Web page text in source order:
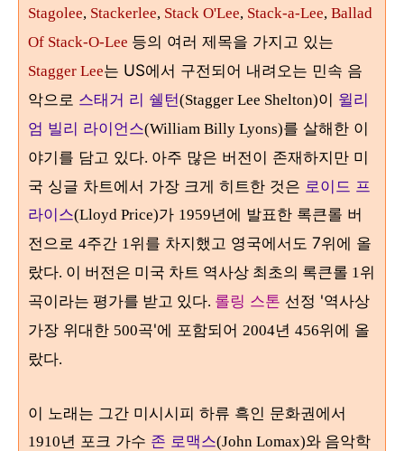
Stagolee, Stackerlee, Stack O'Lee, Stack-a-Lee, Ballad
Of Stack-O-Lee 등의 여러 제목을 가지고 있는
Stagger Lee는 US에서 구전되어 내려오는 민속 음
악으로 스태거 리 쉘턴(Stagger Lee Shelton)이 윌리
엄 빌리 라이언스(William Billy Lyons)를 살해한 이
야기를 담고 있다. 아주 많은 버전이 존재하지만 미
국 싱글 차트에서 가장 크게 히트한 것은 로이드 프
라이스(Lloyd Price)가 1959년에 발표한 록큰롤 버
전으로 4주간 1위를 차지했고 영국에서도 7위에 올
랐다. 이 버전은 미국 차트 역사상 최초의 록큰롤 1위
곡이라는 평가를 받고 있다. 롤링 스톤 선정 '역사상
가장 위대한 500곡'에 포함되어 2004년 456위에 올
랐다.
이 노래는 그간 미시시피 하류 흑인 문화권에서
1910년 포크 가수 존 로맥스(John Lomax)와 음악학